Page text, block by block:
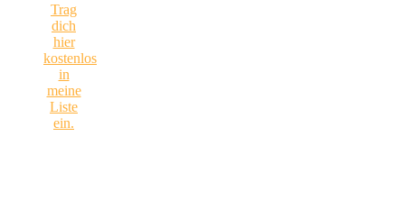
Trag
dich
hier
kostenlos
in
meine
Liste
ein.